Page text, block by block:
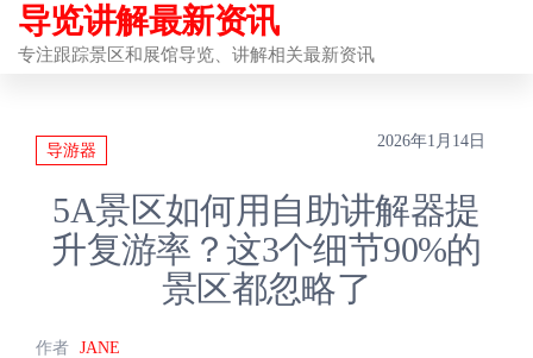
前
往
导览讲解最新资讯
专注跟踪景区和展馆导览、讲解相关最新资讯
导游器
2026年1月14日
5A景区如何用自助讲解器提
升复游率？这3个细节90%的
景区都忽略了
作者 JANE